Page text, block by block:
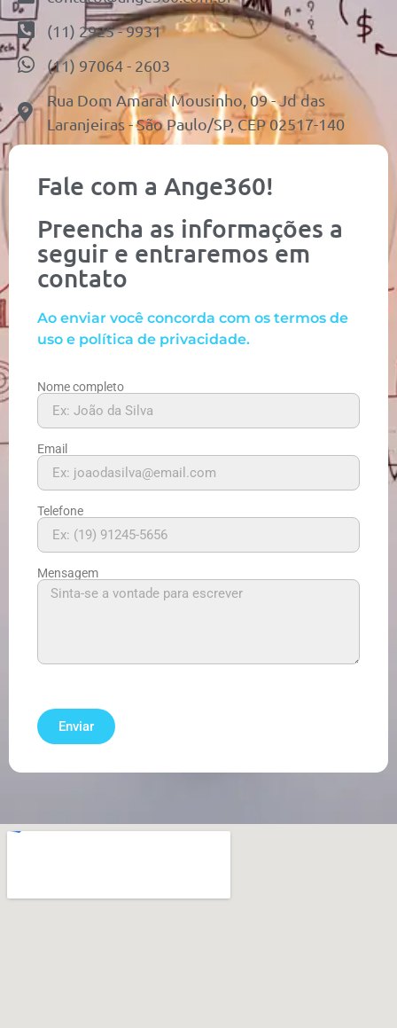
(11) 2925 - 9931
(11) 97064 - 2603
Rua Dom Amaral Mousinho, 09 - Jd das
Laranjeiras - São Paulo/SP, CEP 02517-140
Fale com a Ange360!
Preencha as informações a
seguir e entraremos em
contato
Ao enviar você concorda com os termos de
uso e política de privacidade.
Nome completo
Email
Telefone
Mensagem
Enviar